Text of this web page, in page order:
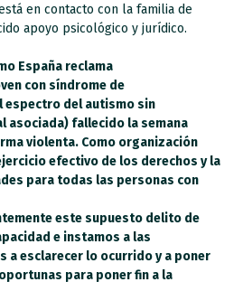
en contacto con la familia de
apoyo psicológico y jurídico.
España reclama
con síndrome de
del autismo sin
asociada) fallecido la semana
violenta. Como organización
efectivo de los derechos y la
para todas las personas con
este supuesto delito de
e instamos a las
a esclarecer lo ocurrido y a poner
para poner fin a la